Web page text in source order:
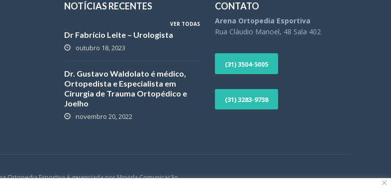
NOTÍCIAS RECENTES
VER TODAS
Dr Fabrício Leite – Urologista
outubro 18, 2023
Dr. Gustavo Waldolato é médico,
Ortopedista e Especialista em
Cirurgia de Trauma Ortopédico e
Joelho
novembro 20, 2022
CONTATO
Arena Ortopedia Esportiva
Rua Cláudio Manoel, 48 Sala 402
(31) 3504-5005
(31) 3283-9738
Ortopedia Esportiva é gerenciada porMovida Comunicação.